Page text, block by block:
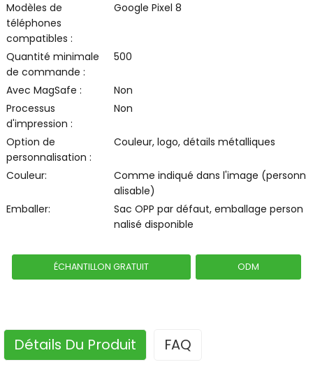
Modèles de
téléphones
compatibles :
Google Pixel 8
Quantité minimale
de commande :
500
Avec MagSafe :
Non
Processus
d'impression :
Non
Option de
personnalisation :
Couleur, logo, détails métalliques
Couleur:
Comme indiqué dans l'image (personn
alisable)
Emballer:
Sac OPP par défaut, emballage person
nalisé disponible
ÉCHANTILLON GRATUIT ODM
Détails Du Produit FAQ